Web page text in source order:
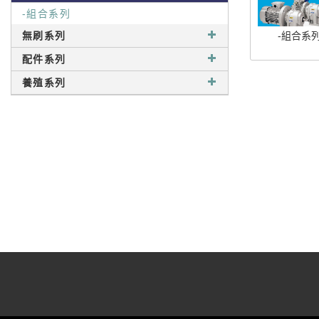
-組合系列
無刷系列
配件系列
養殖系列
-組合系